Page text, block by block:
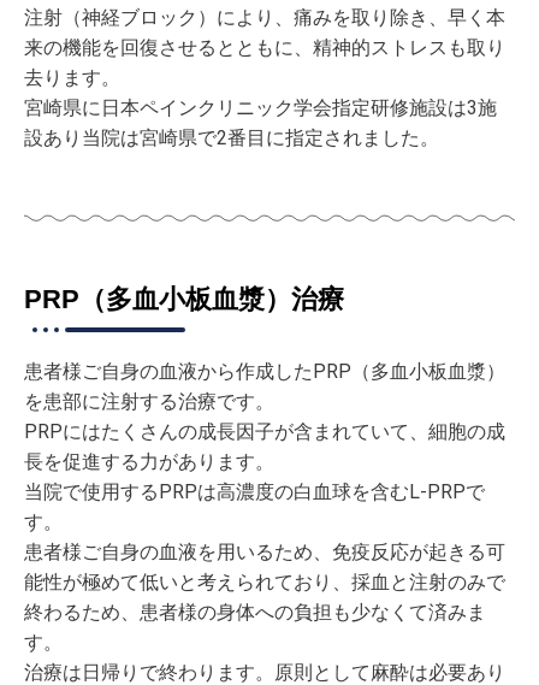
注射（神経ブロック）により、痛みを取り除き、早く本
来の機能を回復させるとともに、精神的ストレスも取り
去ります。
宮崎県に日本ペインクリニック学会指定研修施設は3施
設あり当院は宮崎県で2番目に指定されました。
PRP（多血小板血漿）治療
患者様ご自身の血液から作成したPRP（多血小板血漿）
を患部に注射する治療です。
PRPにはたくさんの成長因子が含まれていて、細胞の成
長を促進する力があります。
当院で使用するPRPは高濃度の白血球を含むL-PRPで
す。
患者様ご自身の血液を用いるため、免疫反応が起きる可
能性が極めて低いと考えられており、採血と注射のみで
終わるため、患者様の身体への負担も少なくて済みま
す。
治療は日帰りで終わります。原則として麻酔は必要あり